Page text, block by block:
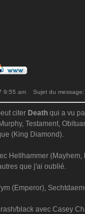
9:55 am Sujet du message:
citer Death qui a vu
Testament,
(King Diamond).
Hellhammer (Mayhem,
que j'ai oublié.
(Emperor),
black avec Casey